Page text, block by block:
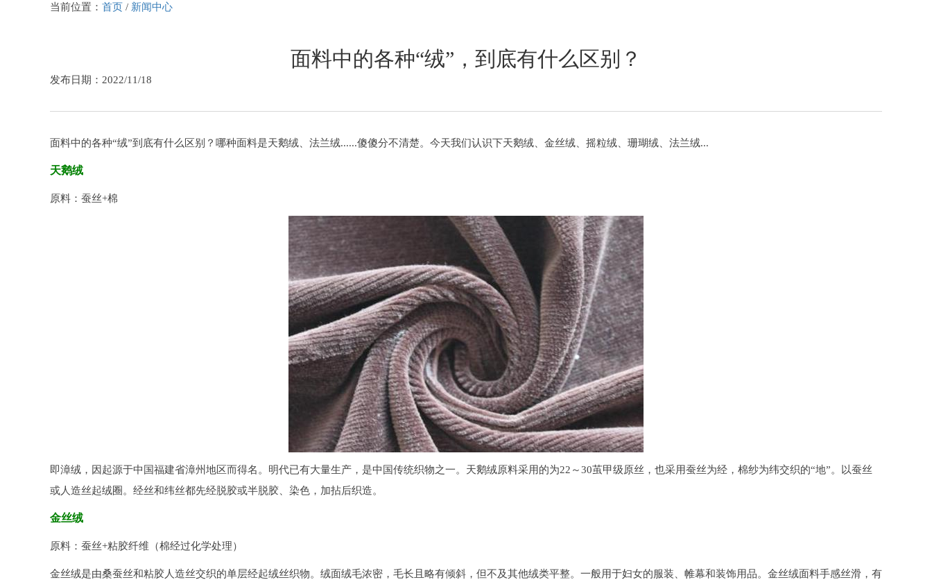
当前位置： 首页 / 新闻中心
面料中的各种“绒”，到底有什么区别？
发布日期：2022/11/18
面料中的各种“绒”到底有什么区别？哪种面料是天鹅绒、法兰绒......傻傻分不清楚。今天我们认识下天鹅绒、金丝绒、摇粒绒、珊瑚绒、法兰绒...
天鹅绒
原料：蚕丝+棉
即漳绒，因起源于中国福建省漳州地区而得名。明代已有大量生产，是中国传统织物之一。天鹅绒原料采用的为22～30茧甲级原丝，也采用蚕丝为经，棉纱为纬交织的“地”。以蚕丝
或人造丝起绒圈。经丝和纬丝都先经脱胶或半脱胶、染色，加拈后织造。
金丝绒
原料：蚕丝+粘胶纤维（棉经过化学处理）
金丝绒是由桑蚕丝和粘胶人造丝交织的单层经起绒丝织物。绒面绒毛浓密，毛长且略有倾斜，但不及其他绒类平整。一般用于妇女的服装、帷幕和装饰用品。金丝绒面料手感丝滑，有